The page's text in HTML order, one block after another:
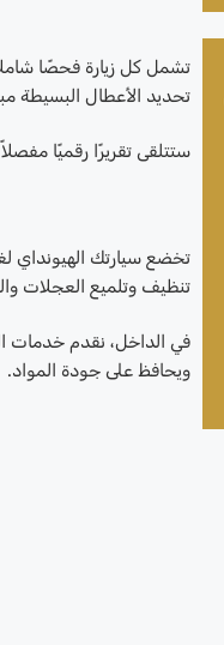
تشمل كل زيارة فحصًا
تحديد الأعطال البسيطة
ستتلقى تقريرًا رقميًا
تخضع سيارتك الهيونداي
تنظيف وتلميع العجلات
في الداخل، نقدم خدمات
ويحافظ على جودة المواد.